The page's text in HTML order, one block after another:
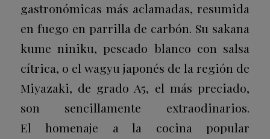
gastronómicas más aclamadas, resumida
en fuego en parrilla de carbón. Su sakana
kume niniku, pescado blanco con salsa
cítrica, o el wagyu japonés de la región de
Miyazaki, de grado A5, el más preciado,
son sencillamente extraodinarios.
El homenaje a la cocina popular